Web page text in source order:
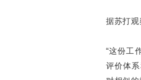
据苏打观
“这份工
评价体